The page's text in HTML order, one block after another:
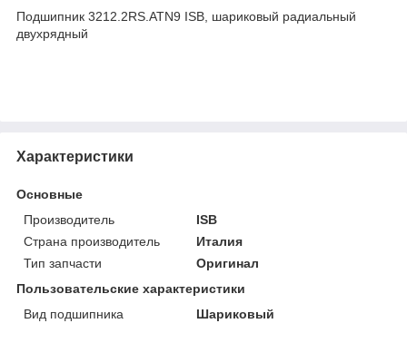
Подшипник 3212.2RS.ATN9 ISB, шариковый радиальный
двухрядный
Характеристики
Основные
Производитель
ISB
Страна производитель
Италия
Тип запчасти
Оригинал
Пользовательские характеристики
Вид подшипника
Шариковый